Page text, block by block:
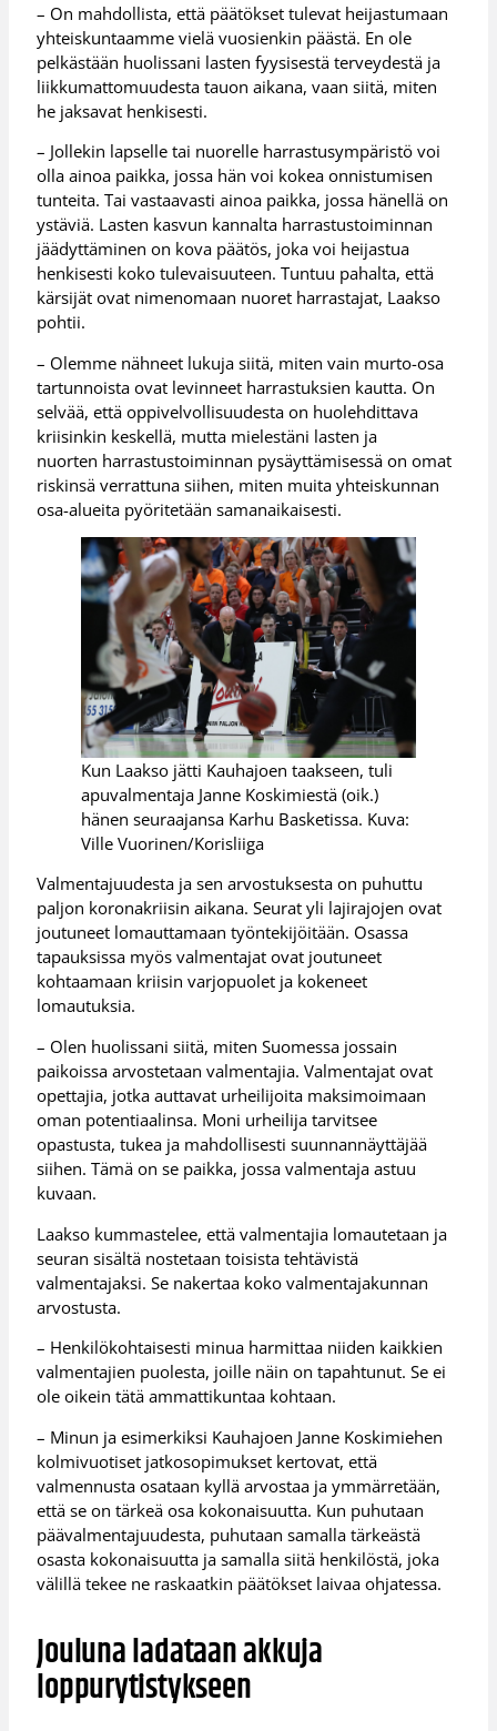
– On mahdollista, että päätökset tulevat heijastumaan
yhteiskuntaamme vielä vuosienkin päästä. En ole
pelkästään huolissani lasten fyysisestä terveydestä ja
liikkumattomuudesta tauon aikana, vaan siitä, miten
he jaksavat henkisesti.
– Jollekin lapselle tai nuorelle harrastusympäristö voi
olla ainoa paikka, jossa hän voi kokea onnistumisen
tunteita. Tai vastaavasti ainoa paikka, jossa hänellä on
ystäviä. Lasten kasvun kannalta harrastustoiminnan
jäädyttäminen on kova päätös, joka voi heijastua
henkisesti koko tulevaisuuteen. Tuntuu pahalta, että
kärsijät ovat nimenomaan nuoret harrastajat, Laakso
pohtii.
– Olemme nähneet lukuja siitä, miten vain murto-osa
tartunnoista ovat levinneet harrastuksien kautta. On
selvää, että oppivelvollisuudesta on huolehdittava
kriisinkin keskellä, mutta mielestäni lasten ja
nuorten harrastustoiminnan pysäyttämisessä on omat
riskinsä verrattuna siihen, miten muita yhteiskunnan
osa-alueita pyöritetään samanaikaisesti.
Kun Laakso jätti Kauhajoen taakseen, tuli
apuvalmentaja Janne Koskimiestä (oik.)
hänen seuraajansa Karhu Basketissa. Kuva:
Ville Vuorinen/Korisliiga
Valmentajuudesta ja sen arvostuksesta on puhuttu
paljon koronakriisin aikana. Seurat yli lajirajojen ovat
joutuneet lomauttamaan työntekijöitään. Osassa
tapauksissa myös valmentajat ovat joutuneet
kohtaamaan kriisin varjopuolet ja kokeneet
lomautuksia.
– Olen huolissani siitä, miten Suomessa jossain
paikoissa arvostetaan valmentajia. Valmentajat ovat
opettajia, jotka auttavat urheilijoita maksimoimaan
oman potentiaalinsa. Moni urheilija tarvitsee
opastusta, tukea ja mahdollisesti suunnannäyttäjää
siihen. Tämä on se paikka, jossa valmentaja astuu
kuvaan.
Laakso kummastelee, että valmentajia lomautetaan ja
seuran sisältä nostetaan toisista tehtävistä
valmentajaksi. Se nakertaa koko valmentajakunnan
arvostusta.
– Henkilökohtaisesti minua harmittaa niiden kaikkien
valmentajien puolesta, joille näin on tapahtunut. Se ei
ole oikein tätä ammattikuntaa kohtaan.
– Minun ja esimerkiksi Kauhajoen Janne Koskimiehen
kolmivuotiset jatkosopimukset kertovat, että
valmennusta osataan kyllä arvostaa ja ymmärretään,
että se on tärkeä osa kokonaisuutta. Kun puhutaan
päävalmentajuudesta, puhutaan samalla tärkeästä
osasta kokonaisuutta ja samalla siitä henkilöstä, joka
välillä tekee ne raskaatkin päätökset laivaa ohjatessa.
Jouluna ladataan akkuja
loppurytistykseen